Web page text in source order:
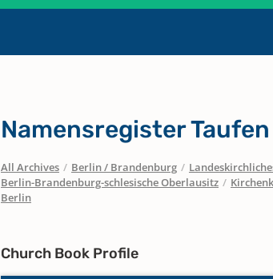
Namensregister
All Archives / Berlin / Brandenburg /
Berlin-Brandenburg-schlesische Oberlausitz /
Berlin
Church Book Profile